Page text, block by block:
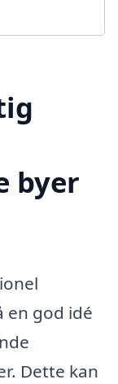
byer
en god idé
Dette kan